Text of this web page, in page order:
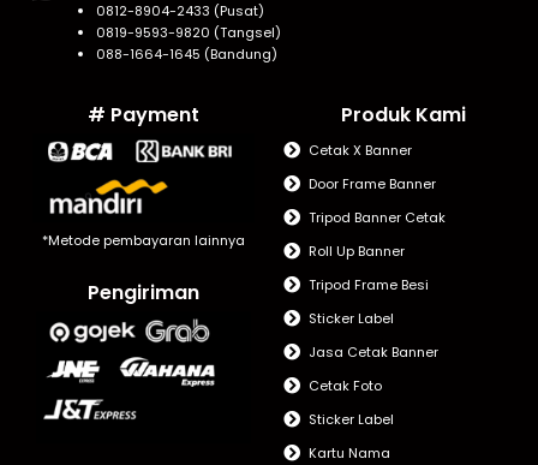
0812-8904-2433 (Pusat)
0819-9593-9820 (Tangsel)
088-1664-1645 (Bandung)
# Payment
*Metode pembayaran lainnya
Pengiriman
Produk Kami
Cetak X Banner
Door Frame Banner
Tripod Banner Cetak
Roll Up Banner
Tripod Frame Besi
Sticker Label
Jasa Cetak Banner
Cetak Foto
Sticker Label
Kartu Nama